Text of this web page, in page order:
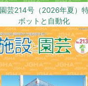
芸214号（2026年夏）
ボットと自動化